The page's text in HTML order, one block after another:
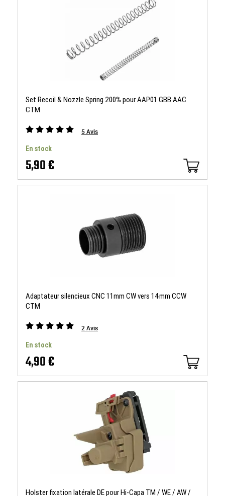
Set Recoil & Nozzle Spring 200% pour AAP01 GBB AAC
CTM
5Avis
En stock
5,90 €
Adaptateur silencieux CNC 11mm CW vers 14mm CCW
CTM
2Avis
En stock
4,90 €
Holster fixation latérale DE pour Hi-Capa TM / WE / AW /